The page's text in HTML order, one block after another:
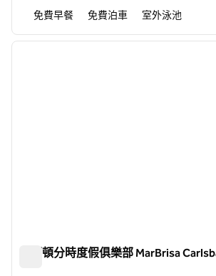
免費早餐 免費泊車 室外泳池
第 1 頁，共 12 頁
希爾頓分時度假俱樂部 MarBrisa